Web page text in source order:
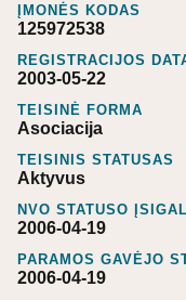
ĮMONĖS KODAS
125972538
REGISTRACIJOS
2003-05-22
TEISINĖ FORMA
Asociacija
TEISINIS STATUSAS
Aktyvus
NVO STATUSO
2006-04-19
PARAMOS GAVĖJO
2006-04-19